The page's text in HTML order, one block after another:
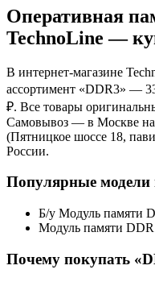
Оперативная
TechnoLine —
В интернет-магазине
ассортимент «DDR3» —
₽. Все товары
Самовывоз — в Москве
(Пятницкое шоссе 18,
России.
Популярные модели
Б/у Модуль памяти
Модуль памяти DDR
Почему покупать «